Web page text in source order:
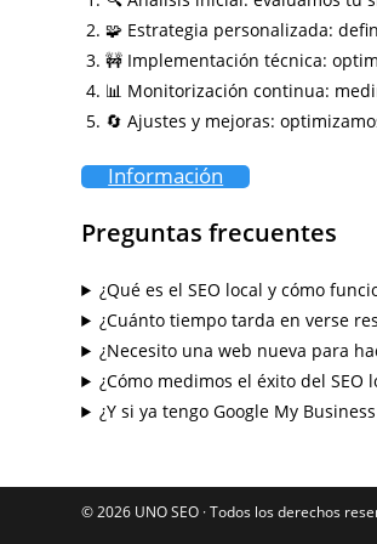
🧩 Estrategia personalizada:
🚧 Implementación técnica:
📊 Monitorización continua:
🔄 Ajustes y mejoras:
Información
Preguntas frecuentes
¿Qué es el SEO local y cómo
¿Cuánto tiempo tarda en verse
¿Necesito una web nueva para
¿Cómo medimos el éxito del SEO
¿Y si ya tengo Google My
© 2026 UNO SEO · Todos los derechos